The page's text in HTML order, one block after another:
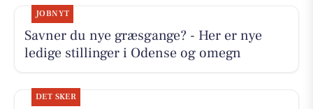
JOBNYT
Savner du nye græsgange? - Her er nye
ledige stillinger i Odense og omegn
DET SKER